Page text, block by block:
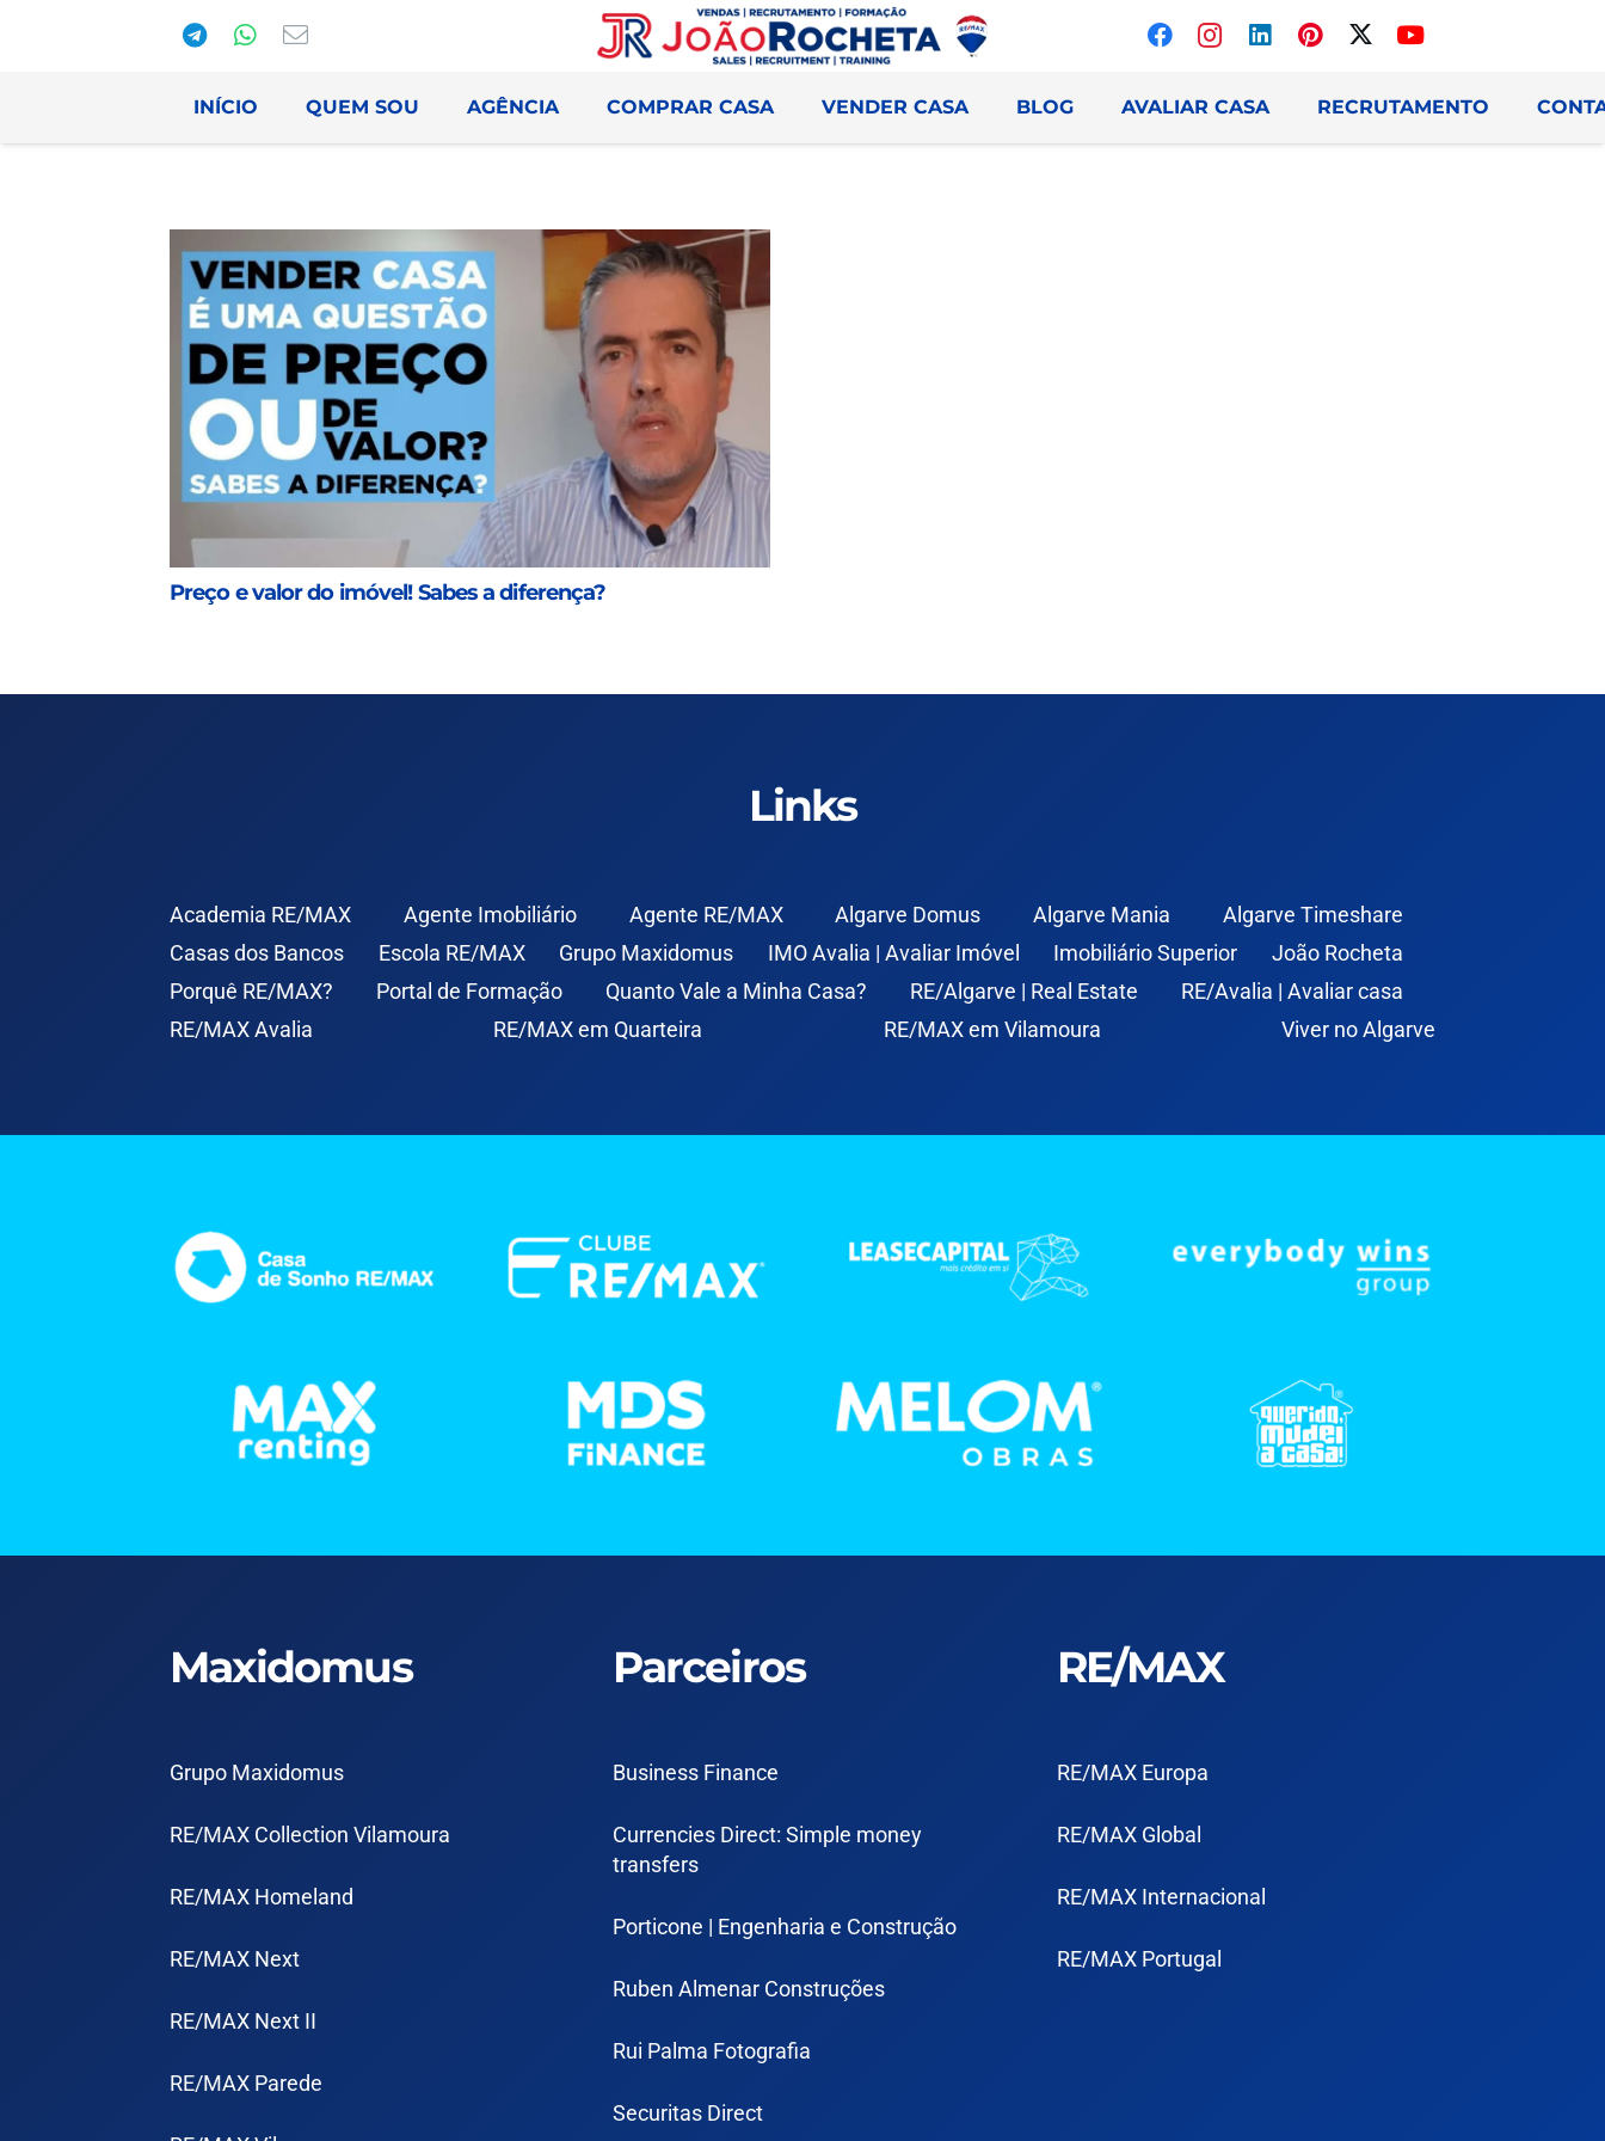
INÍCIO QUEM SOU AGÊNCIA COMPRAR CASA VENDER CASA BLOG AVALIAR CASA RECRUTAMENTO
Preço e valor do imóvel! Sabes a diferença?
Links
Academia RE/MAX Agente Imobiliário Agente RE/MAX Algarve Domus Algarve Mania
Algarve Timeshare
Casas dos Bancos
Escola RE/MAX Grupo Maxidomus IMO Avalia | Avaliar Imóvel Imobiliário Superior
João Rocheta
Porquê RE/MAX?
Portal de Formação Quanto Vale a Minha Casa? RE/Algarve | Real Estate
RE/Avalia | Avaliar casa
RE/MAX Avalia
RE/MAX em Quarteira RE/MAX em Vilamoura Viver no Algarve
Maxidomus
Grupo Maxidomus
RE/MAX Collection Vilamoura
RE/MAX Homeland
RE/MAX Next
RE/MAX Next II
RE/MAX Parede
Parceiros
Business Finance
Currencies Direct: Simple money
transfers
Porticone | Engenharia e Construção
Ruben Almenar Construções
Rui Palma Fotografia
Securitas Direct
RE/MAX
RE/MAX Europa
RE/MAX Global
RE/MAX Internacional
RE/MAX Portugal